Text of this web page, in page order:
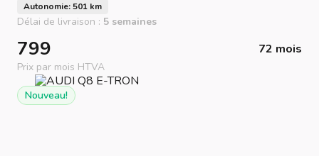
Autonomie: 501 km
Délai de livraison : 5 semaines
799 72 mois
Prix par mois HTVA
Nouveau!